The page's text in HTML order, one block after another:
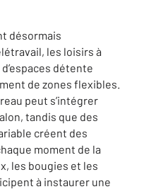
désormais
les loisirs à
détente
de zones flexibles.
peut s’intégrer
tandis que des
créent des
moment de la
les bougies et les
à instaurer une